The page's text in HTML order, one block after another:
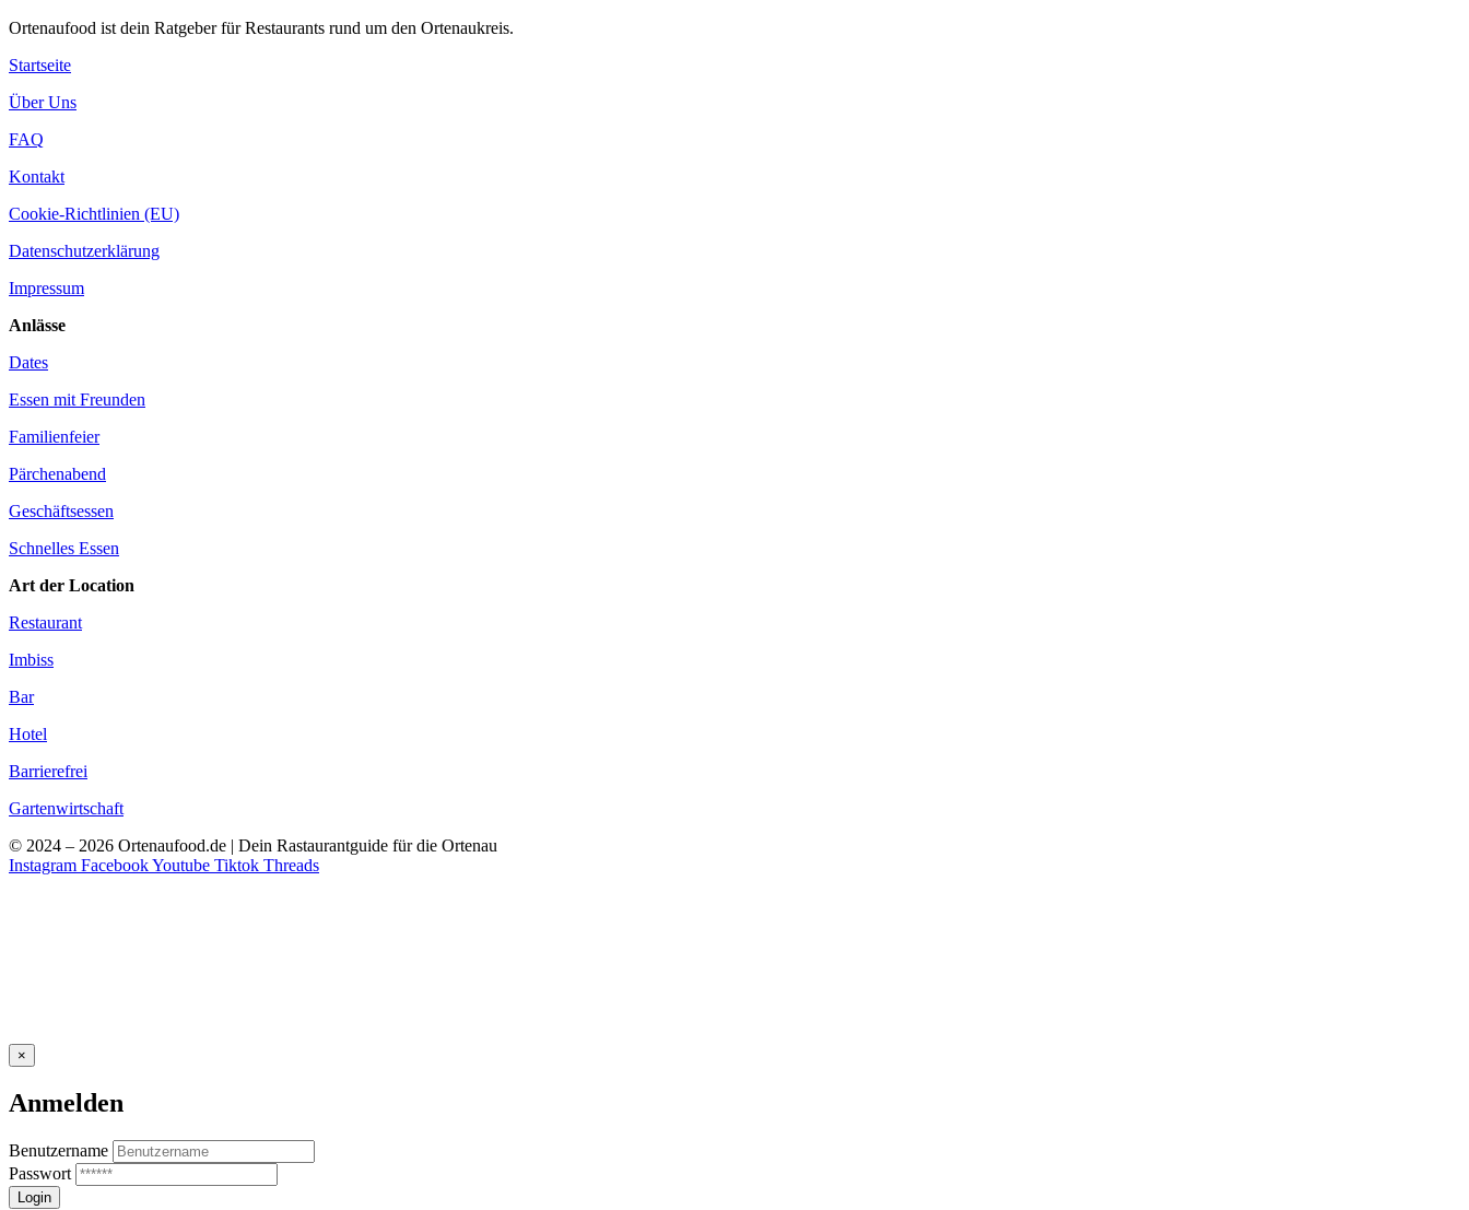
Ortenaufood ist dein Ratgeber für Restaurants rund um den Ortenaukreis.
Startseite
Über Uns
FAQ
Kontakt
Cookie-Richtlinien (EU)
Datenschutzerklärung
Impressum
Anlässe
Dates
Essen mit Freunden
Familienfeier
Pärchenabend
Geschäftsessen
Schnelles Essen
Art der Location
Restaurant
Imbiss
Bar
Hotel
Barrierefrei
Gartenwirtschaft
© 2024 – 2026 Ortenaufood.de | Dein Rastaurantguide für die Ortenau
Instagram FacebookYoutube Tiktok Threads
×
Anmelden
Benutzername
Passwort